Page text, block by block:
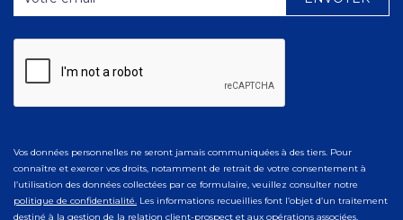
Vos données personnelles ne seront jamais communiquées à des tiers. Pour
connaître et exercer vos droits, notamment de retrait de votre consentement à
l’utilisation des données collectées par ce formulaire, veuillez consulter notre
politique de confidentialité. Les informations recueillies font l’objet d’un traitement
destiné à la gestion de la relation client-prospect et aux opérations associées.